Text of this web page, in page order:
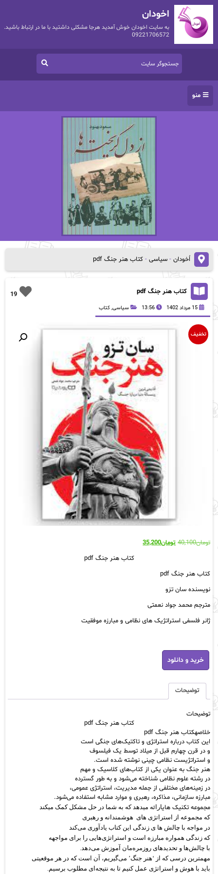
اخودان
به سایت اخودان خوش آمدید هرجا مشکلی داشتید با ما در ارتباط باشید.
09221706572
منو
اُخودان- سیاسی- کتاب هنر جنگ pdf
19 کتاب هنر جنگ pdf
15 مرداد 1402 13:56 سیاسی, کتاب
تخفیف
تومان40,100 قیمت
بود.
تومان35,200قیمت
تومان35,200.کتاب هنر جنگ pdf
کتاب هنر جنگ pdf
نویسنده سان تزو
مترجم محمد جواد نعمتی
ژانر فلسفی استراتژیک های نظامی و مبارزه موفقیت
کتاب
هنر
جنگ
خرید و دانلود
توضیحات
توضیحات
کتاب هنر جنگ pdf
خلاصهکتاب هنر جنگ pdf
این کتاب درباره استراتژی و تاکتیک‌های جنگی است
و در قرن چهارم قبل از میلاد توسط یک فیلسوف
و استراتژیستنظامی چینی نوشته شده است.
هنر جنگ به عنوان یکی از کتاب‌های کلاسیک و مهم
در رشته علوم نظامی شناخته می‌شود و به طورگسترده
در زمینه‌های مختلفی از جمله مدیریت، استراتژی عمومی،
مبارزه سازمانی، مذاکره، رهبری و موارد مشابه استفاده می‌شود.
مجموعه تکنیک هایارائه میدهد که به شما در حل مشکل کمک میکند
که مجموعه از استراتژی های هوشمندانه و رهبری
در مواجه با چالش ها ی زندگی این کتاب یادآوری می‌کند
که زندگی همواره مبارزه است و استراتژی‌هایی را برای مواجهه
با چالش‌ها و تحدیدهای روزمره‌مان آموزش می‌دهد.
مهمترین درسی که از ‘هنر جنگ’ می‌گیریم، آن است که در هر موقعیتی
باید با هوش و استراتژی عمل کنیم تا به نتیجه‌ای مطلوب برسیم.